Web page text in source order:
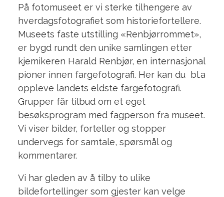
På fotomuseet er vi sterke tilhengere av
hverdagsfotografiet som historiefortellere.
Museets faste utstilling «Renbjørrommet»,
er bygd rundt den unike samlingen etter
kjemikeren Harald Renbjør, en internasjonal
pioner innen fargefotografi. Her kan du bl.a
oppleve landets eldste fargefotografi.
Grupper får tilbud om et eget
besøksprogram med fagperson fra museet.
Vi viser bilder, forteller og stopper
undervegs for samtale, spørsmål og
kommentarer.
Vi har gleden av å tilby to ulike
bildefortellinger som gjester kan velge